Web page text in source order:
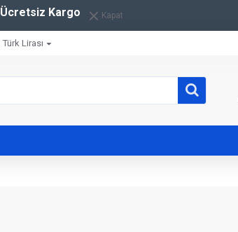
Ücretsiz Kargo Kapat
Türk Lirası